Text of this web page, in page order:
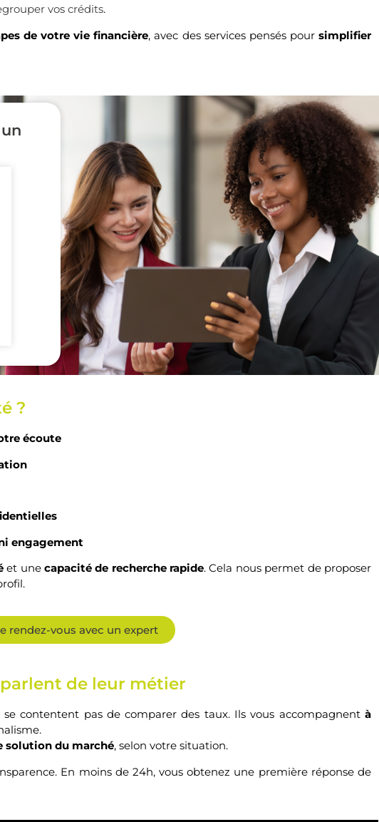
vos crédits.
de votre vie financière, avec des services pensés pour simplifier
sans justificatif d'usage. Vous
?
écoute
engagement
et une capacité de recherche rapide. Cela nous permet de proposer
rendez-vous avec un expert
de leur métier
se contentent pas de comparer des taux. Ils vous accompagnent à
solution du marché, selon votre situation.
En moins de 24h, vous obtenez une première réponse de